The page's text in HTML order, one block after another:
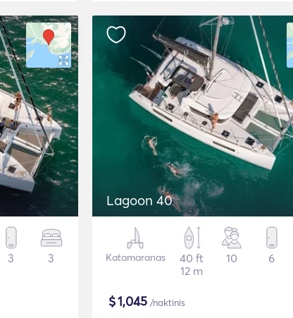
3 3
Lagoon 40
Katamaranas
40 ft
12 m
10 6
$1,045 /naktinis